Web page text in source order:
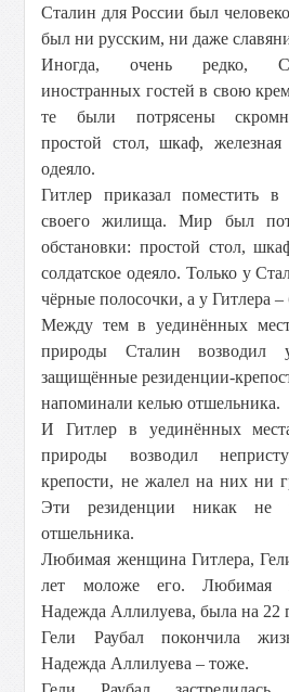
Сталин для России был
был ни русским, ни даже
Иногда, очень редко,
иностранных гостей в свою
те были потрясены
простой стол, шкаф, железная
одеяло.
Гитлер приказал поместить
своего жилища. Мир был
обстановки: простой стол,
солдатское одеяло. Только у
чёрные полосочки, а у Гитлера –
Между тем в уединённых
природы Сталин
защищённые резиденции-
напоминали келью отшельника.
И Гитлер в уединённых
природы возводил
крепости, не жалел на них ни
Эти резиденции никак не
отшельника.
Любимая женщина Гитлера,
лет моложе его. Любимая
Надежда Аллилуева, была на 22
Гели Раубал покончила
Надежда Аллилуева – тоже.